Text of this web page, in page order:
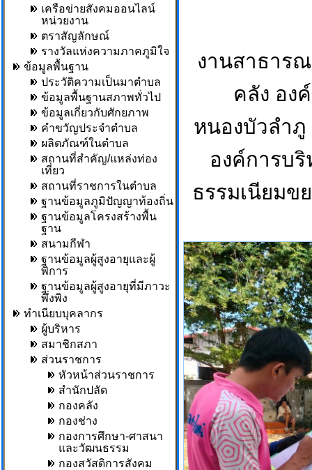
เครือข่ายสังคมออนไลน์
หน่วยงาน
ตราสัญลักษณ์
รางวัลแห่งความภาคภูมิใจ
ข้อมูลพื้นฐาน
ประวัติความเป็นมาตำบล
ข้อมูลพื้นฐานสภาพทั่วไป
ข้อมูลเกี่ยวกับศักยภาพ
คำขวัญประจำตำบล
ผลิตภัณฑ์ในตำบล
สถานที่สำคัญ/แหล่งท่อง
เที่ยว
สถานที่ราชการในตำบล
ฐานข้อมูลภูมิปัญญาท้องถิ่น
ฐานข้อมูลโครงสร้างพื้น
ฐาน
สนามกีฬา
ฐานข้อมูลผู้สูงอายุและผู้
พิการ
ฐานข้อมูลผู้สูงอายุที่มีภาวะ
พึ่งพิง
ทำเนียบบุคลากร
ผู้บริหาร
สมาชิกสภา
ส่วนราชการ
หัวหน้าส่วนราชการ
สำนักปลัด
กองคลัง
กองช่าง
กองการศึกษา-ศาสนา
และวัฒนธรรม
กองสวัสดิการสังคม
งานสาธาร
คลัง อง
หนองบัวลำภู
องค์การบ
ธรรมเนียมข